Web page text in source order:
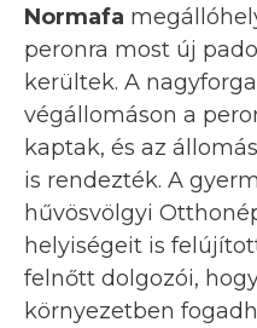
Normafa
peronra most új
kerültek. A
végállomáson a
kaptak, és az
is rendezték. A
hűvösvölgyi
helyiségeit is
felnőtt dolgozói,
környezetben